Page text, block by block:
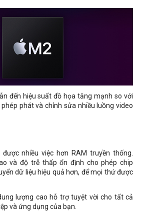
đến hiệu suất đồ họa tăng mạnh so với
phép phát và chỉnh sửa nhiều luồng video
nhiều việc hơn RAM truyền thống.
và độ trễ thấp ổn định cho phép chip
dữ liệu hiệu quả hơn, để mọi thứ được
lượng cao hỗ trợ tuyệt vời cho tất cả
và ứng dụng của bạn.